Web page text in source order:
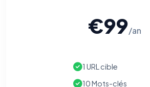
€99/an
1 URL cible
10 Mots-clés
Nous aident à comprendre comment vous
(pages visitées, durée de visite) pour
anonymisées via Google Analytics.
Cookies marketing
Permettent d'afficher des publicités
mesurer l'efficacité de nos campagnes